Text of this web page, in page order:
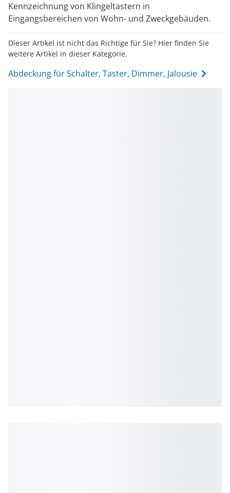
Kennzeichnung von Klingeltastern in
Eingangsbereichen von Wohn- und Zweckgebäuden.
Dieser Artikel ist nicht das Richtige für Sie? Hier finden Sie
weitere Artikel in dieser Kategorie.
Abdeckung für Schalter, Taster, Dimmer, Jalousie